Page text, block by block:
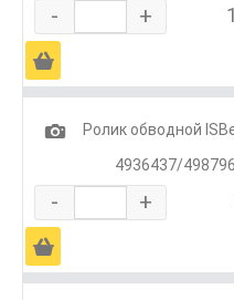
- +
Ä
1
Ролик обводной
4936437/
- +
Ä